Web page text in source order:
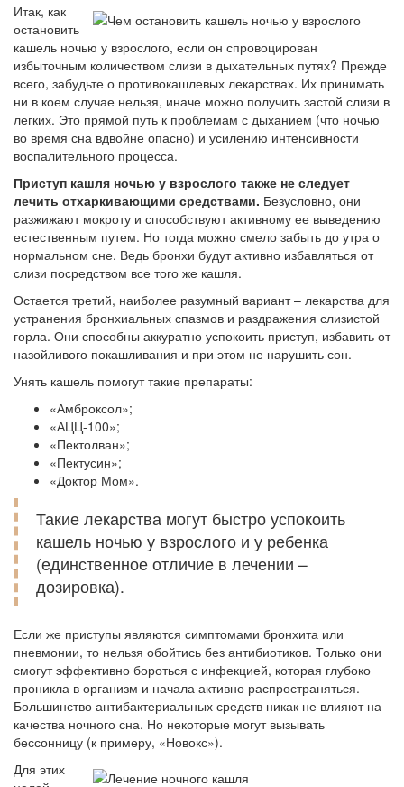
Итак, как
остановить
кашель ночью у взрослого, если он спровоцирован
избыточным количеством слизи в дыхательных путях? Прежде
всего, забудьте о противокашлевых лекарствах. Их принимать
ни в коем случае нельзя, иначе можно получить застой слизи в
легких. Это прямой путь к проблемам с дыханием (что ночью
во время сна вдвойне опасно) и усилению интенсивности
воспалительного процесса.
Приступ кашля ночью у взрослого также не следует
лечить отхаркивающими средствами. Безусловно, они
разжижают мокроту и способствуют активному ее выведению
естественным путем. Но тогда можно смело забыть до утра о
нормальном сне. Ведь бронхи будут активно избавляться от
слизи посредством все того же кашля.
Остается третий, наиболее разумный вариант – лекарства для
устранения бронхиальных спазмов и раздражения слизистой
горла. Они способны аккуратно успокоить приступ, избавить от
назойливого покашливания и при этом не нарушить сон.
Унять кашель помогут такие препараты:
«Амброксол»;
«АЦЦ-100»;
«Пектолван»;
«Пектусин»;
«Доктор Мом».
Такие лекарства могут быстро успокоить
кашель ночью у взрослого и у ребенка
(единственное отличие в лечении –
дозировка).
Если же приступы являются симптомами бронхита или
пневмонии, то нельзя обойтись без антибиотиков. Только они
смогут эффективно бороться с инфекцией, которая глубоко
проникла в организм и начала активно распространяться.
Большинство антибактериальных средств никак не влияют на
качества ночного сна. Но некоторые могут вызывать
бессонницу (к примеру, «Новокс»).
Для этих